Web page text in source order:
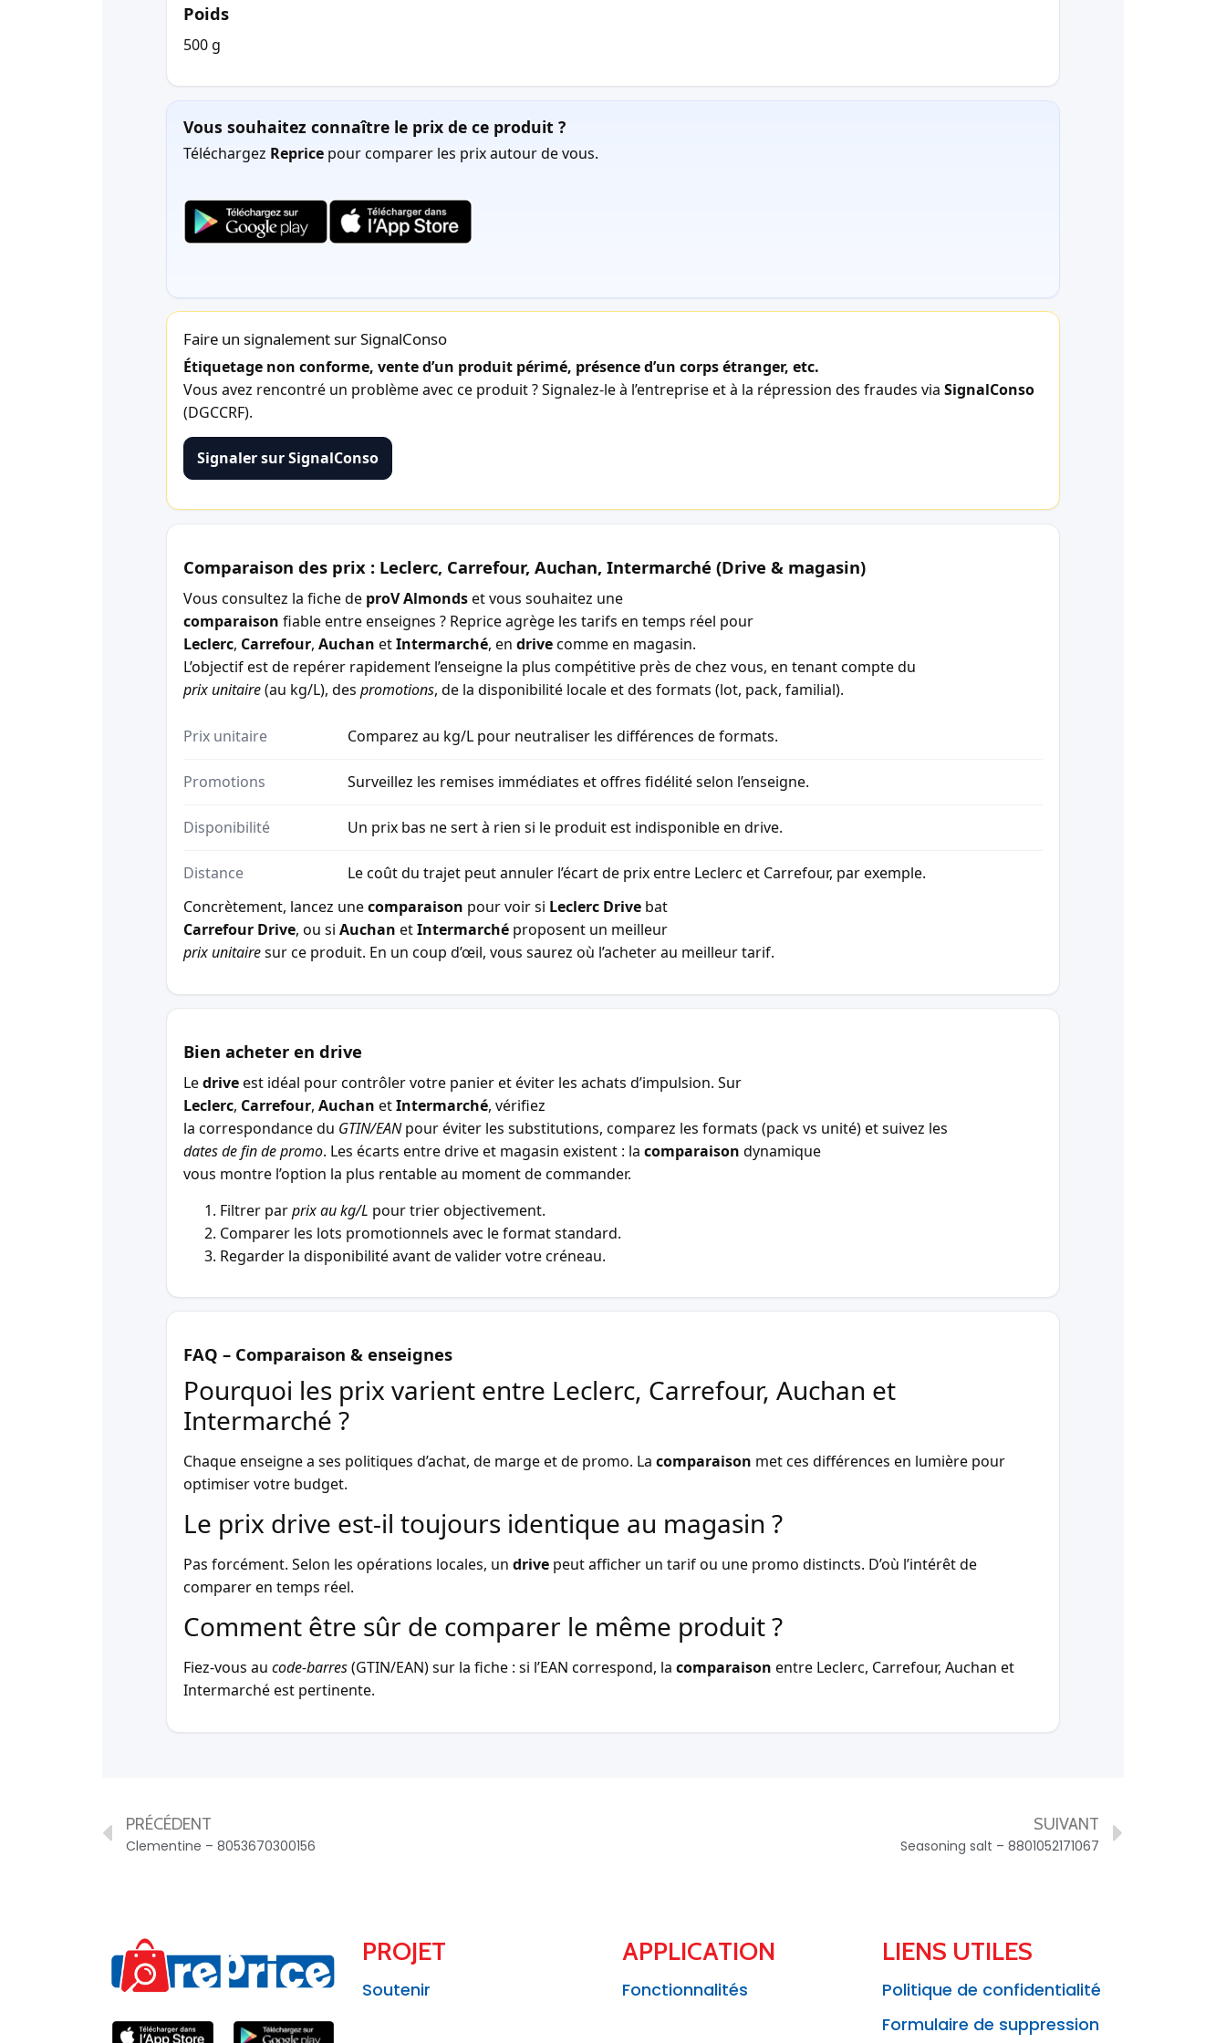
Poids
500 g
Vous souhaitez connaître le prix de ce produit ?
Téléchargez Reprice pour comparer les prix autour de vous.
Faire un signalement sur SignalConso
Étiquetage non conforme, vente d’un produit périmé, présence d’un corps étranger, etc.
Vous avez rencontré un problème avec ce produit ? Signalez-le à l’entreprise et à la répression des fraudes via SignalConso
(DGCCRF).
Signaler sur SignalConso
Comparaison des prix : Leclerc, Carrefour, Auchan, Intermarché (Drive & magasin)
Vous consultez la fiche de proV Almondset vous souhaitez une
comparaison fiable entre enseignes ? Reprice agrège les tarifs en temps réel pour
Leclerc, Carrefour, Auchan etIntermarché, en drivecomme en magasin.
L’objectif est de repérer rapidement l’enseigne la plus compétitive près de chez vous, en tenant compte du
prix unitaire(au kg/L), des promotions, de la disponibilité locale et des formats (lot, pack, familial).
Prix unitaire Comparez au kg/L pour neutraliser les différences de formats.
Promotions Surveillez les remises immédiates et offres fidélité selon l’enseigne.
Disponibilité Un prix bas ne sert à rien si le produit est indisponible en drive.
Distance
Le coût du trajet peut annuler l’écart de prix entre Leclerc et Carrefour, par exemple.
Concrètement, lancez unecomparaison pour voir si Leclerc Drive bat
Carrefour Drive, ou si Auchan etIntermarché proposent un meilleur
prix unitairesur ce produit. En un coup d’œil, vous saurez où l’acheter au meilleur tarif.
Bien acheter en drive
Ledriveest idéal pour contrôler votre panier et éviter les achats d’impulsion. Sur
Leclerc, Carrefour, Auchan etIntermarché, vérifiez
la correspondance du GTIN/EANpour éviter les substitutions, comparez les formats (pack vs unité) et suivez les
dates de fin de promo. Les écarts entre drive et magasin existent : la comparaison dynamique
vous montre l’option la plus rentable au moment de commander.
Filtrer parprix au kg/L pour trier objectivement.
Comparer les lots promotionnels avec le format standard.
Regarder la disponibilité avant de valider votre créneau.
FAQ – Comparaison & enseignes
Pourquoi les prix varient entre Leclerc, Carrefour, Auchan et
Intermarché ?
Chaque enseigne a ses politiques d’achat, de marge et de promo. La comparaison met ces différences en lumière pour
optimiser votre budget.
Le prix drive est-il toujours identique au magasin ?
Pas forcément. Selon les opérations locales, un drive peut afficher un tarif ou une promo distincts. D’où l’intérêt de
comparer en temps réel.
Comment être sûr de comparer le même produit ?
Fiez-vous au code-barres(GTIN/EAN) sur la fiche : si l’EAN correspond, la comparaison entre Leclerc, Carrefour, Auchan et
Intermarché est pertinente.
PRÉCÉDENT
Clementine – 8053670300156
SUIVANT
Seasoning salt – 8801052171067
PROJET
Soutenir
APPLICATION
Fonctionnalités
LIENS UTILES
Politique de confidentialité
Formulaire de suppression